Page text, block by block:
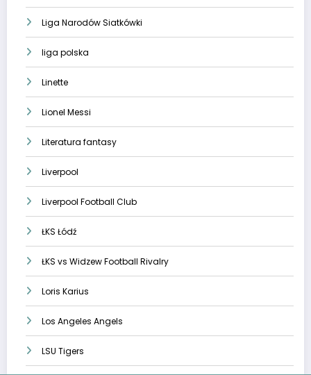
Liga Narodów Siatkówki
liga polska
Linette
Lionel Messi
Literatura fantasy
Liverpool
Liverpool Football Club
ŁKS Łódź
ŁKS vs Widzew Football Rivalry
Loris Karius
Los Angeles Angels
LSU Tigers